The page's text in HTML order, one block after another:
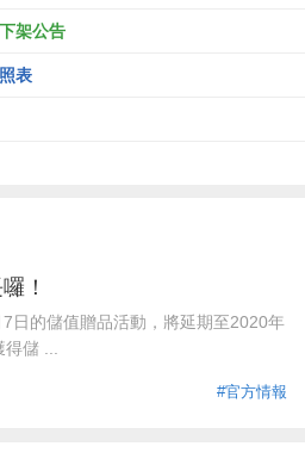
架公告
表
！
日的儲值贈品活動，將延期至2020年
儲 ...
#官方情報